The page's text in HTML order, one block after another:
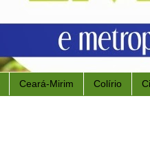
Ceará-Mirim Colírio